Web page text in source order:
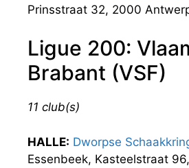
Prinsstraat 32, 2000
Ligue 200:
Brabant (VSF)
11 club(s)
HALLE: Dworpse
Essenbeek, Kasteelstraat